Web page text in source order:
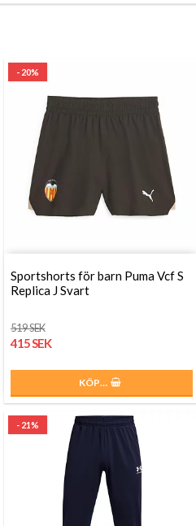
- 20%
Sportshorts för barn Puma Vcf S
Replica J Svart
519 SEK
415 SEK
KÖP…
- 21%